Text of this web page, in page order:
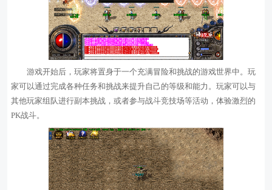
游戏开始后，玩家将置身于一个充满冒险和挑战的游戏世界中。玩
家可以通过完成各种任务和挑战来提升自己的等级和能力。玩家可以与
其他玩家组队进行副本挑战，或者参与战斗竞技场等活动，体验激烈的
PK战斗。